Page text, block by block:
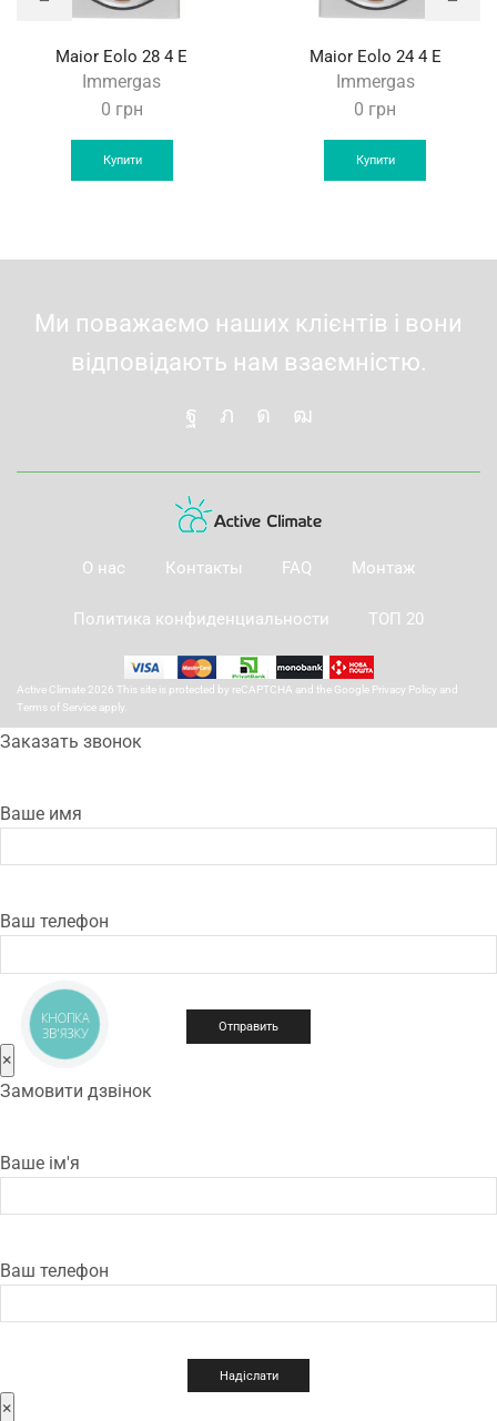
Maior Eolo 28 4 E
Immergas
0 грн
Купити
Maior Eolo 24 4 E
Immergas
0 грн
Купити
Ми поважаємо наших клієнтів і вони
відповідають нам взаємністю.
О нас Контакты FAQ Монтаж
Политика конфиденциальности ТОП 20
Active Climate 2026 This site is protected by reCAPTCHA and the Google Privacy Policy and
Terms of Service apply.
Заказать звонок
Ваше имя
Ваш телефон
×
Замовити дзвінок
Ваше ім'я
Ваш телефон
×
КНОПКА
ЗВ'ЯЗКУ